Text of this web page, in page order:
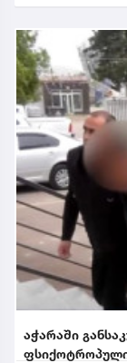
აჭარაში
ფსიქოტროპული